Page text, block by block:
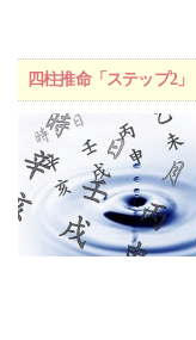
四柱推命「ステップ2